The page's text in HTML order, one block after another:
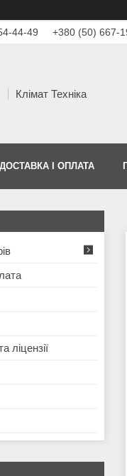
44-49 +380 (50) 667-
Клімат Техніка
ДОСТАВКА І ОПЛАТА
ліцензії